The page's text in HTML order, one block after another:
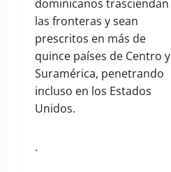
dominicanos trasciendan
las fronteras y sean
prescritos en más de
quince países de Centro y
Suramérica, penetrando
incluso en los Estados
Unidos.
.